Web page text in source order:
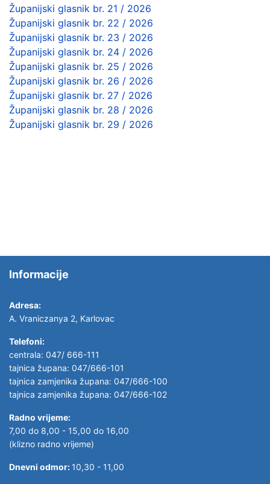
Županijski glasnik br. 21 / 2026
Županijski glasnik br. 22 / 2026
Županijski glasnik br. 23 / 2026
Županijski glasnik br. 24 / 2026
Županijski glasnik br. 25 / 2026
Županijski glasnik br. 26 / 2026
Županijski glasnik br. 27 / 2026
Županijski glasnik br. 28 / 2026
Županijski glasnik br. 29 / 2026
Informacije
Adresa:
A. Vraniczanya 2, Karlovac
Telefoni:
centrala: 047/ 666-111
tajnica župana: 047/666-101
tajnica zamjenika župana: 047/666-100
tajnica zamjenika župana: 047/666-102
Radno vrijeme:
7,00 do 8,00 - 15,00 do 16,00
(klizno radno vrijeme)
Dnevni odmor: 10,30 - 11,00